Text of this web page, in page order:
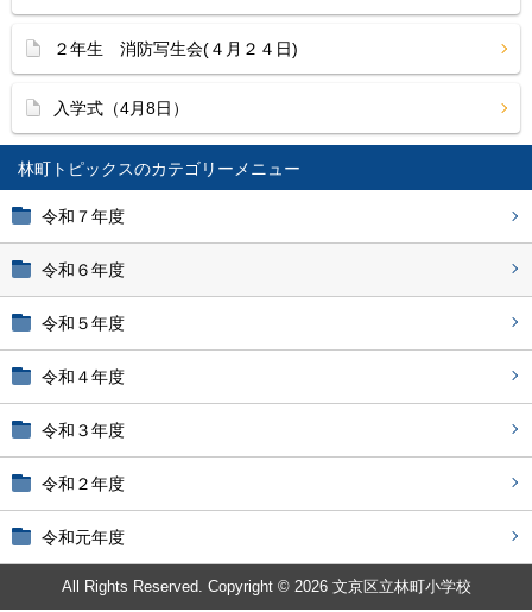
林町トピックス
令和７年度
令和６年度
令和５年度
令和４年度
令和３年度
令和２年度
令和元年度
２年生 消防写生会(４月２４日)
入学式（4月8日）
All Rights Reserved. Copyright © 2026 文京区立林町小学校